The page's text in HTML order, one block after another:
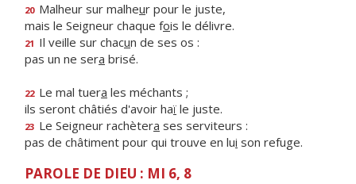
20 Malheur sur malheur pour le juste,
mais le Seigneur chaque fois le délivre.
21 Il veille sur chacun de ses os :
pas un ne sera brisé.
22 Le mal tuera les méchants ;
ils seront châtiés d'avoir haï le juste.
23 Le Seigneur rachètera ses serviteurs :
pas de châtiment pour qui trouve en lui son refuge.
PAROLE DE DIEU : MI 6, 8